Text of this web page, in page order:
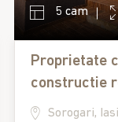
5 cam
Proprietate
constructie
Sorogari, Iasi